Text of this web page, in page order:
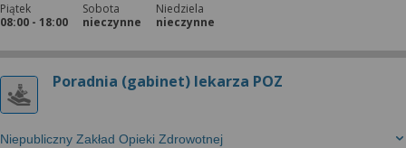
Piątek
08:00 - 18:00
Sobota
nieczynne
Niedziela
nieczynne
Poradnia (gabinet) lekarza POZ
Niepubliczny Zakład Opieki Zdrowotnej